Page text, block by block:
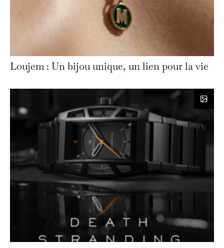
Loujem : Un bijou unique, un lien pour la vie